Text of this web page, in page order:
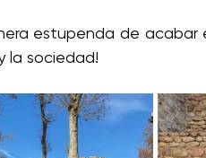
estupenda de
la sociedad!